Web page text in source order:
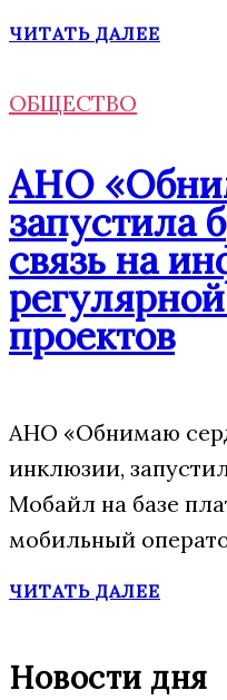
ЧИТАТЬ ДАЛЕЕ
ОБЩЕСТВО
АНО
запустила
связь на
проектов
АНО «Обнимаю
инклюзии,
Мобайл на базе
мобильный
ЧИТАТЬ ДАЛЕЕ
Новости дня